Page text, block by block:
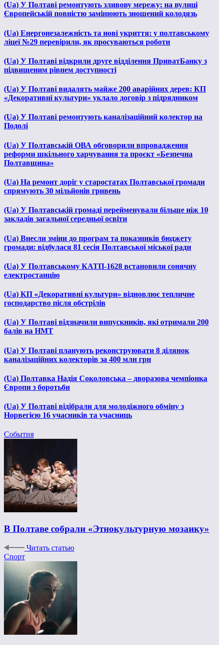
(Ua) У Полтаві ремонтують зливову мережу: на вулиці
Європейській повністю замінюють зношений колодязь
(Ua) Енергонезалежність та нові укриття: у полтавському
ліцеї №29 перевірили, як просуваються роботи
(Ua) У Полтаві відкрили друге відділення ПриватБанку з
підвищеним рівнем доступності
(Ua) У Полтаві видалять майже 200 аварійних дерев: КП
«Декоративні культури» уклало договір з підрядником
(Ua) У Полтаві ремонтують каналізаційний колектор на
Подолі
(Ua) У Полтавській ОВА обговорили впровадження
реформи шкільного харчування та проєкт «Безпечна
Полтавщина»
(Ua) На ремонт доріг у старостатах Полтавської громади
спрямують 30 мільйонів гривень
(Ua) У Полтавській громаді перейменували більше ніж 10
закладів загальної середньої освіти
(Ua) Внесли зміни до програм та показників бюджету
громади: відбулася 81 сесія Полтавської міської ради
(Ua) У Полтавському КАТП-1628 встановили сонячну
електростанцію
(Ua) КП «Декоративні культури» відновлює тепличне
господарство після обстрілів
(Ua) У Полтаві відзначили випускників, які отримали 200
балів на НМТ
(Ua) У Полтаві планують реконструювати 8 ділянок
каналізаційних колекторів за 400 млн грн
(Ua) Полтавка Надія Соколовська – дворазова чемпіонка
Європи з боротьби
(Ua) У Полтаві відібрали для молодіжного обміну з
Норвегією 16 учасників та учасниць
События
В Полтаве собрали «Этнокультурную мозаику»
Читать статью
Спорт